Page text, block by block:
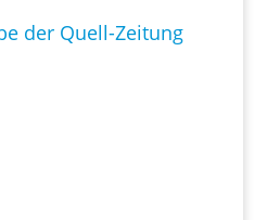
der Quell-Zeitung